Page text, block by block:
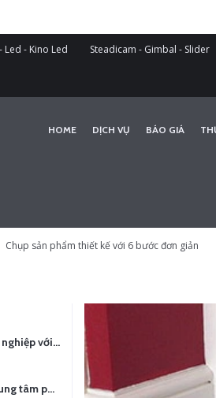
Led - Kino Led Steadicam - Gimbal - Slider
HOME DỊCH VỤ BÁO GIÁ
Chụp sản phẩm thiết kế với 6 bước đơn giản
Làm MV chuyên nghiệp với chi phí tối ưu: nên chọn quay thực tế hay video AI?
YCN MEDIA – Trung tâm phụ kiện quay chụp tại Hà Nội